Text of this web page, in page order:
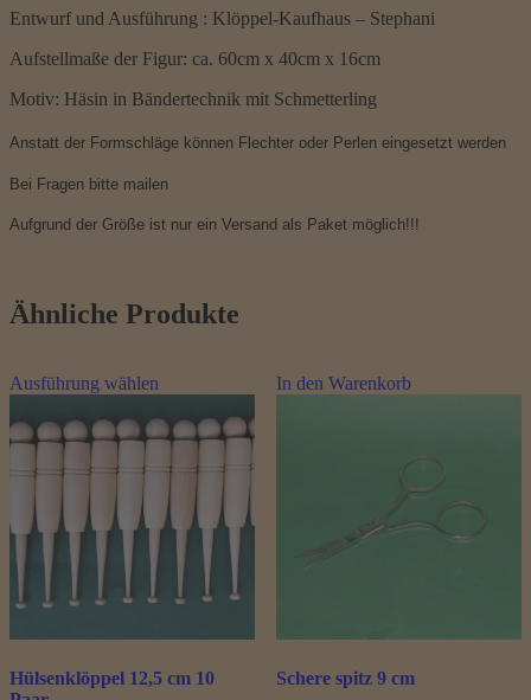
Entwurf und Ausführung : Klöppel-Kaufhaus – Stephani
Aufstellmaße der Figur: ca. 60cm x 40cm x 16cm
Motiv: Häsin in Bändertechnik mit Schmetterling
Anstatt der Formschläge können Flechter oder Perlen eingesetzt werden
Bei Fragen bitte mailen
Aufgrund der Größe ist nur ein Versand als Paket möglich!!!
Ähnliche Produkte
Ausführung wählenProdukt
mehrere
Varianten
auf.
Die
Optionen
können
auf
Produktseite
werden
Hülsenklöppel 12,5 cm 10
In den Warenkorb
Schere spitz 9 cm